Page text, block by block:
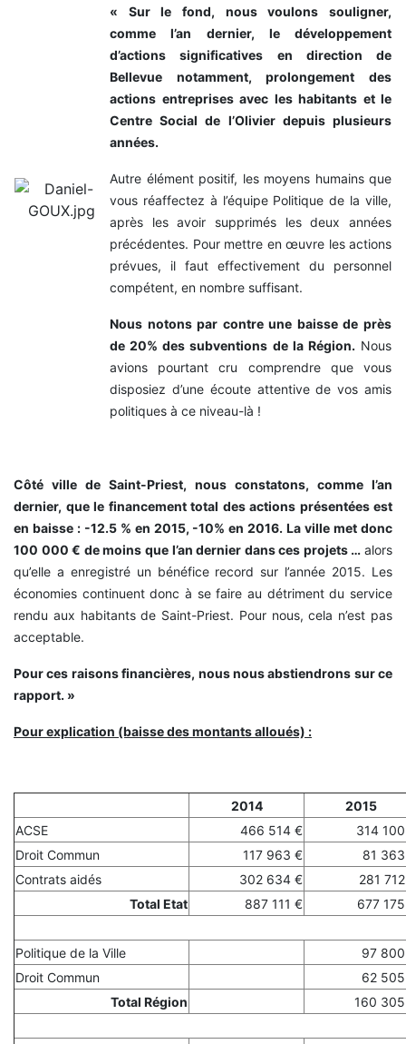
« Sur le fond, nous voulons souligner,
comme l’an dernier, le développement
d’actions significatives en direction de
Bellevue notamment, prolongement des
actions entreprises avec les habitants et le
Centre Social de l’Olivier depuis plusieurs
années.
Autre élément positif, les moyens humains que
vous réaffectez à l’équipe Politique de la ville,
après les avoir supprimés les deux années
précédentes. Pour mettre en œuvre les actions
prévues, il faut effectivement du personnel
compétent, en nombre suffisant.
Nous notons par contre une baisse de près
de 20% des subventions de la Région. Nous
avions pourtant cru comprendre que vous
disposiez d’une écoute attentive de vos amis
politiques à ce niveau-là !
Côté ville de Saint-Priest, nous constatons, comme l’an
dernier, que le financement total des actions présentées est
en baisse : -12.5 % en 2015, -10% en 2016. La ville met donc
100 000 € de moins que l’an dernier dans ces projets … alors
qu’elle a enregistré un bénéfice record sur l’année 2015. Les
économies continuent donc à se faire au détriment du service
rendu aux habitants de Saint-Priest. Pour nous, cela n’est pas
acceptable.
Pour ces raisons financières, nous nous abstiendrons sur ce
rapport. »
Pour explication (baisse des montants alloués) :
2014
2015
ACSE
466 514 €
314
Droit Commun
117 963 €
81
Contrats aidés
302 634 €
281
Total Etat
887 111 € 677
Politique de la Ville
97
Droit Commun
62
Total Région
160